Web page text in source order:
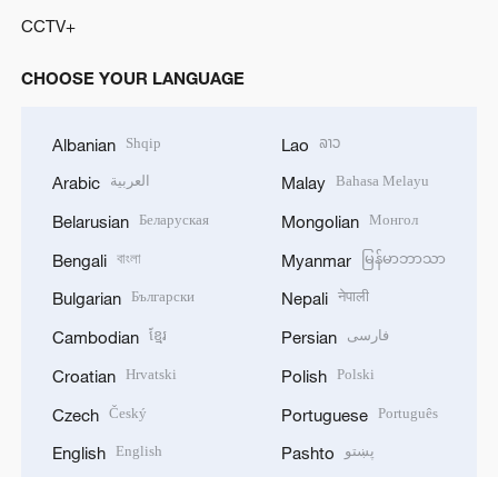
CCTV+
CHOOSE YOUR LANGUAGE
Albanian Shqip
Arabic العربية
Belarusian Беларуская
Bengali বাংলা
Bulgarian Български
Cambodian ខ្មែរ
Croatian Hrvatski
Czech Český
English English
Lao ລາວ
Malay Bahasa Melayu
Mongolian Монгол
Myanmar မြန်မာဘာသာ
Nepali नेपाली
Persian فارسی
Polish Polski
Portuguese Português
Pashto پښتو